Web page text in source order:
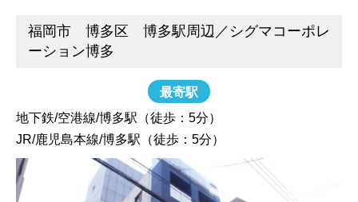
福岡市 博多区 博多駅周辺／シグマコーポレ
ーション博多
最寄駅
地下鉄/空港線/博多駅（徒歩：5分）
JR/鹿児島本線/博多駅（徒歩：5分）